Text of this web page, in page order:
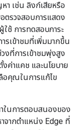
า เช่น ลิงก์เสียหรือ
อตรวจสอบการแสดง
ช้ การทดสอบภาระ
รเข้าชมที่เพิ่มมากขึ้น
งที่การเข้าชมพุ่งสูง
ค่าแคช และนโยบาย
อคุณในการแก้ไข
ในการตอบสนองของ
จากตำแหน่ง Edge ที่